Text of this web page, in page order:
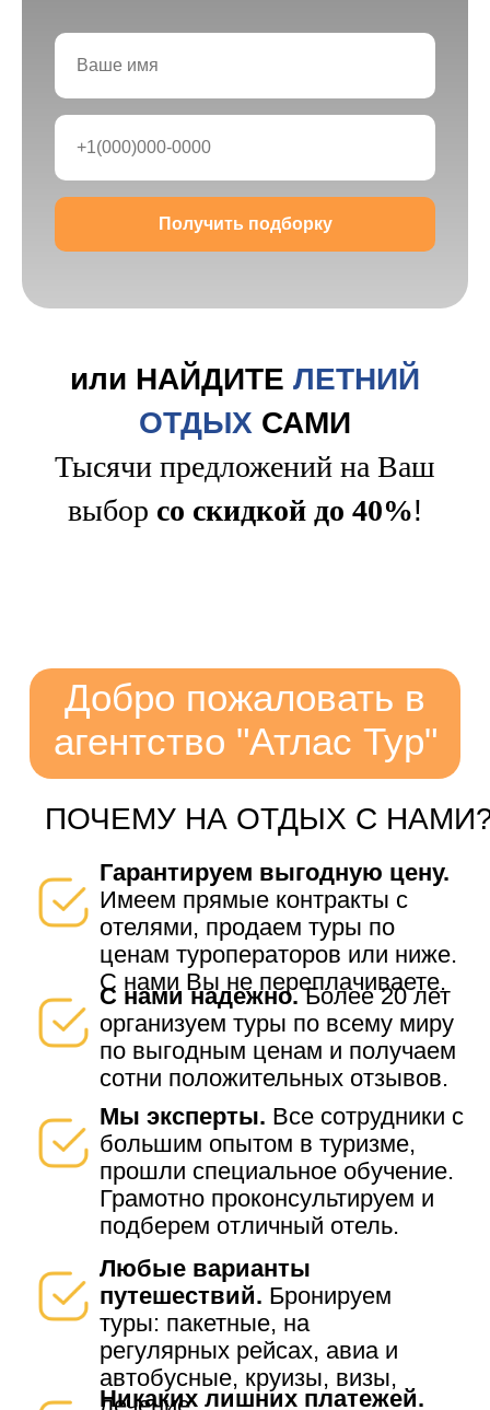
Получить подборку
или НАЙДИТЕ ЛЕТНИЙ
ОТДЫХ САМИ
Тысячи предложений на Ваш
выбор со скидкой до 40%!
ПОЧЕМУ НА ОТДЫХ С
Добро пожаловать в
агентство "Атлас Тур"
Мы эксперты. Все сотрудники с
большим опытом в туризме,
прошли специальное обучение.
Грамотно проконсультируем и
подберем отличный отель.
Никаких лишних платежей.
Любые варианты
путешествий. Бронируем
туры: пакетные, на
регулярных рейсах, авиа и
автобусные, круизы, визы,
Гарантируем выгодную цену.
Имеем прямые контракты с
отелями, продаем туры по
ценам туроператоров или ниже.
С нами Вы не переплачиваете.
С нами надежно.Более 20 лет
организуем туры по всему миру
по выгодным ценам и получаем
сотни положительных отзывов.